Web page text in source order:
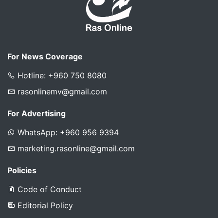
For News Coverage
Hotline: +960 750 8080
rasonlinemv@gmail.com
For Advertising
WhatsApp: +960 956 9394
marketing.rasonline@gmail.com
Policies
Code of Conduct
Editorial Policy